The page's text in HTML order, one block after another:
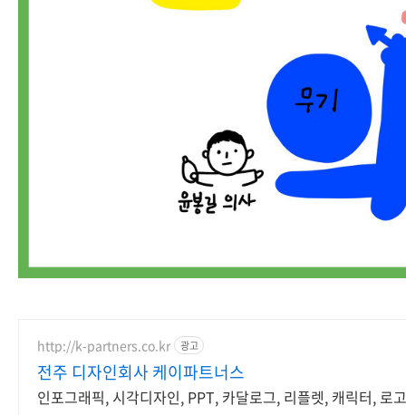
http://k-partners.co.kr 광고
전주 디자인회사 케이파트너스
인포그래픽, 시각디자인, PPT, 카달로그, 리플렛, 캐릭터, 로